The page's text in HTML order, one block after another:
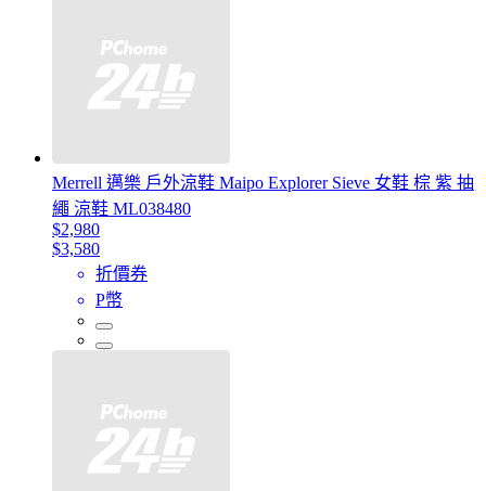
Merrell 邁樂 戶外涼鞋 Maipo Explorer Sieve 女鞋 棕 紫 抽
繩 涼鞋 ML038480
$2,980
$3,580
折價券
P幣